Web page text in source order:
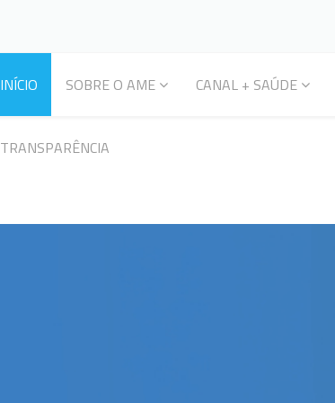
INÍCIO SOBRE O AME CANAL + SAÚDE
TRANSPARÊNCIA